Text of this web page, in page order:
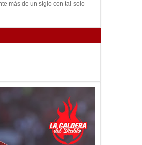
más de un siglo con tal solo